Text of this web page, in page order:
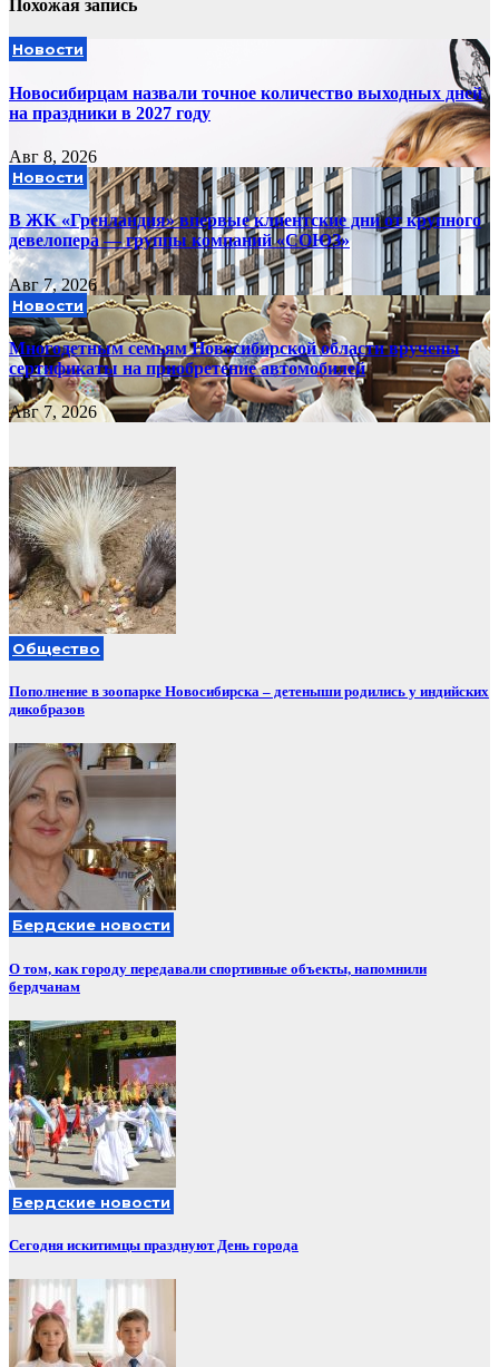
Похожая запись
Новости
Новосибирцам назвали точное количество выходных дней
на праздники в 2027 году
Авг 8, 2026
Новости
В ЖК «Гренландия» впервые клиентские дни от крупного
девелопера — группы компаний «СОЮЗ»
Авг 7, 2026
Новости
Многодетным семьям Новосибирской области вручены
сертификаты на приобретение автомобилей
Авг 7, 2026
Общество
Пополнение в зоопарке Новосибирска – детеныши родились у индийских
дикобразов
Бердские новости
О том, как городу передавали спортивные объекты, напомнили
бердчанам
Бердские новости
Сегодня искитимцы празднуют День города